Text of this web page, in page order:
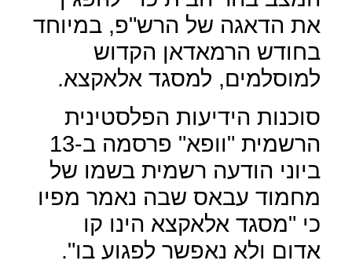
את הדאגה של הרש"פ, במיוחד
בחודש הרמאדאן הקדוש
למוסלמים, למסגד אלאקצא.
סוכנות הידיעות הפלסטינית
הרשמית "וופא" פרסמה ב-13
ביוני הודעה רשמית בשמו של
מחמוד עבאס שבה נאמר מפיו
כי "מסגד אלאקצא הינו קו
אדום ולא נאפשר לפגוע בו".